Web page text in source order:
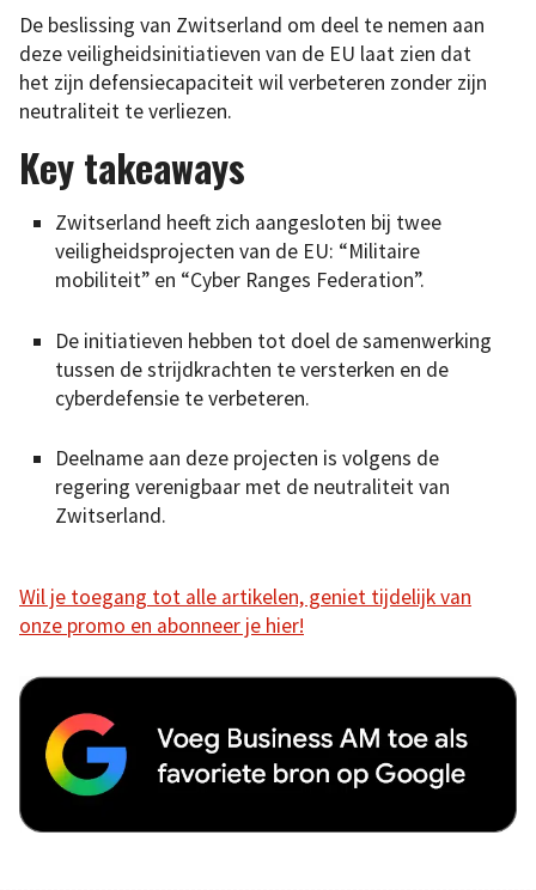
De beslissing van Zwitserland om deel te nemen aan
deze veiligheidsinitiatieven van de EU laat zien dat
het zijn defensiecapaciteit wil verbeteren zonder zijn
neutraliteit te verliezen.
Key takeaways
Zwitserland heeft zich aangesloten bij twee
veiligheidsprojecten van de EU: “Militaire
mobiliteit” en “Cyber Ranges Federation”.
De initiatieven hebben tot doel de samenwerking
tussen de strijdkrachten te versterken en de
cyberdefensie te verbeteren.
Deelname aan deze projecten is volgens de
regering verenigbaar met de neutraliteit van
Zwitserland.
Wil je toegang tot alle artikelen, geniet tijdelijk van
onze promo en abonneer je hier!